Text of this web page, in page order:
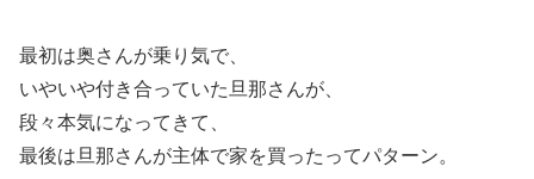
最初は奥さんが乗り気で、
いやいや付き合っていた旦那さんが、
段々本気になってきて、
最後は旦那さんが主体で家を買ったってパターン。